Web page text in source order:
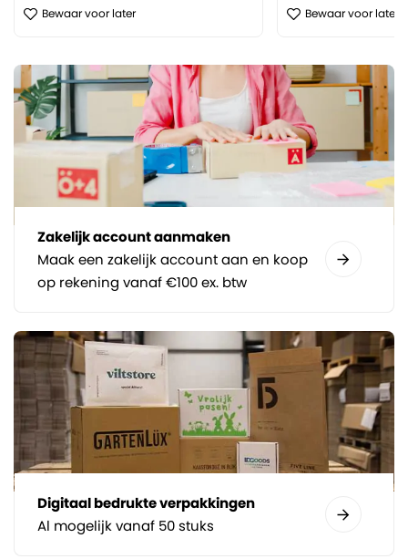
Bewaar voor later
Bewaar voor later
Zakelijk account aanmaken
Maak een zakelijk account aan en koop
op rekening vanaf €100 ex. btw
Digitaal bedrukte verpakkingen
Al mogelijk vanaf 50 stuks